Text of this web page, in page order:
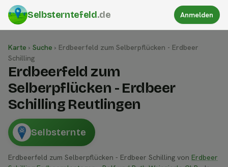
Selbsterntefeld.de Anmelden
Karte › Suche › Erdbeerfeld zum Selberpflücken - Erdbeer
Schilling
Erdbeerfeld zum
Selberpflücken - Erdbeer
Schilling Reutlingen
Selbsternte
Erdbeerfeld zum Selberpflücken - Erdbeer Schilling von Erdbeer